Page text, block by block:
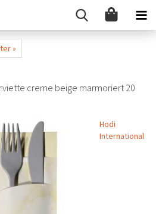
»
creme beige marmoriert 20
Hodi
International